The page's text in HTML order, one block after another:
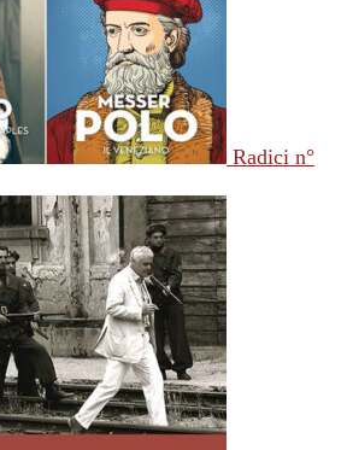
Radici n°